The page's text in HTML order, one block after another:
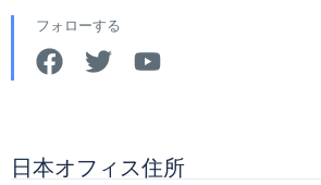
フォローする
日本オフィス住所